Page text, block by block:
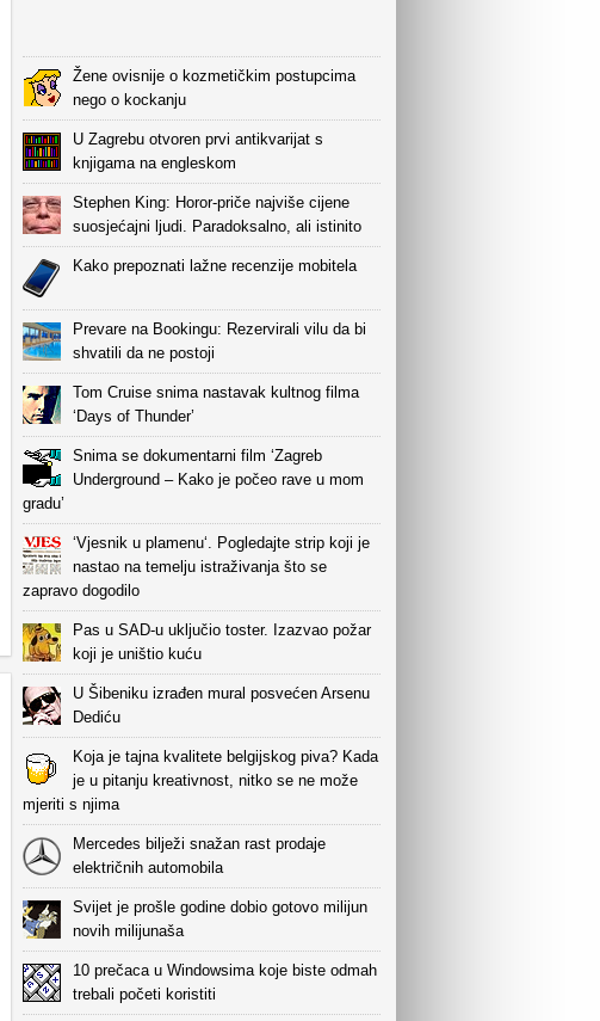
Žene ovisnije o kozmetičkim postupcima
nego o kockanju
U Zagrebu otvoren prvi antikvarijat s
knjigama na engleskom
Stephen King: Horor-priče najviše cijene
suosjećajni ljudi. Paradoksalno, ali istinito
Kako prepoznati lažne recenzije mobitela
Prevare na Bookingu: Rezervirali vilu da bi
shvatili da ne postoji
Tom Cruise snima nastavak kultnog filma
‘Days of Thunder’
Snima se dokumentarni film ‘Zagreb
Underground – Kako je počeo rave u mom
gradu’
‘Vjesnik u plamenu‘. Pogledajte strip koji je
nastao na temelju istraživanja što se
zapravo dogodilo
Pas u SAD-u uključio toster. Izazvao požar
koji je uništio kuću
U Šibeniku izrađen mural posvećen Arsenu
Dediću
Koja je tajna kvalitete belgijskog piva? Kada
je u pitanju kreativnost, nitko se ne može
mjeriti s njima
Mercedes bilježi snažan rast prodaje
električnih automobila
Svijet je prošle godine dobio gotovo milijun
novih milijunaša
10 prečaca u Windowsima koje biste odmah
trebali početi koristiti